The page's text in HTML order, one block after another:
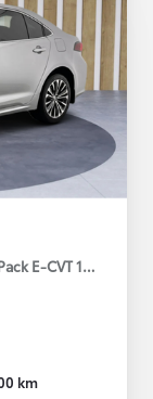
E-CVT 140HP
km